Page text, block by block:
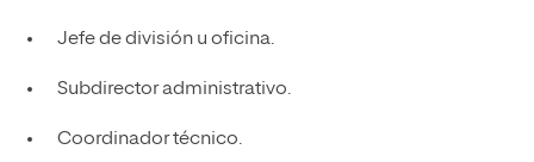
Jefe de división u oficina.
Subdirector administrativo.
Coordinador técnico.